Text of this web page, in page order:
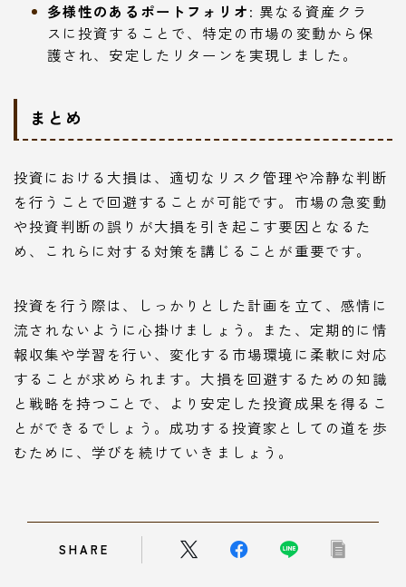
多様性のあるポートフォリオ: 異なる資産クラ
スに投資することで、特定の市場の変動から保
護され、安定したリターンを実現しました。
まとめ
投資における大損は、適切なリスク管理や冷静な判断
を行うことで回避することが可能です。市場の急変動
や投資判断の誤りが大損を引き起こす要因となるた
め、これらに対する対策を講じることが重要です。
投資を行う際は、しっかりとした計画を立て、感情に
流されないように心掛けましょう。また、定期的に情
報収集や学習を行い、変化する市場環境に柔軟に対応
することが求められます。大損を回避するための知識
と戦略を持つことで、より安定した投資成果を得るこ
とができるでしょう。成功する投資家としての道を歩
むために、学びを続けていきましょう。
SHARE